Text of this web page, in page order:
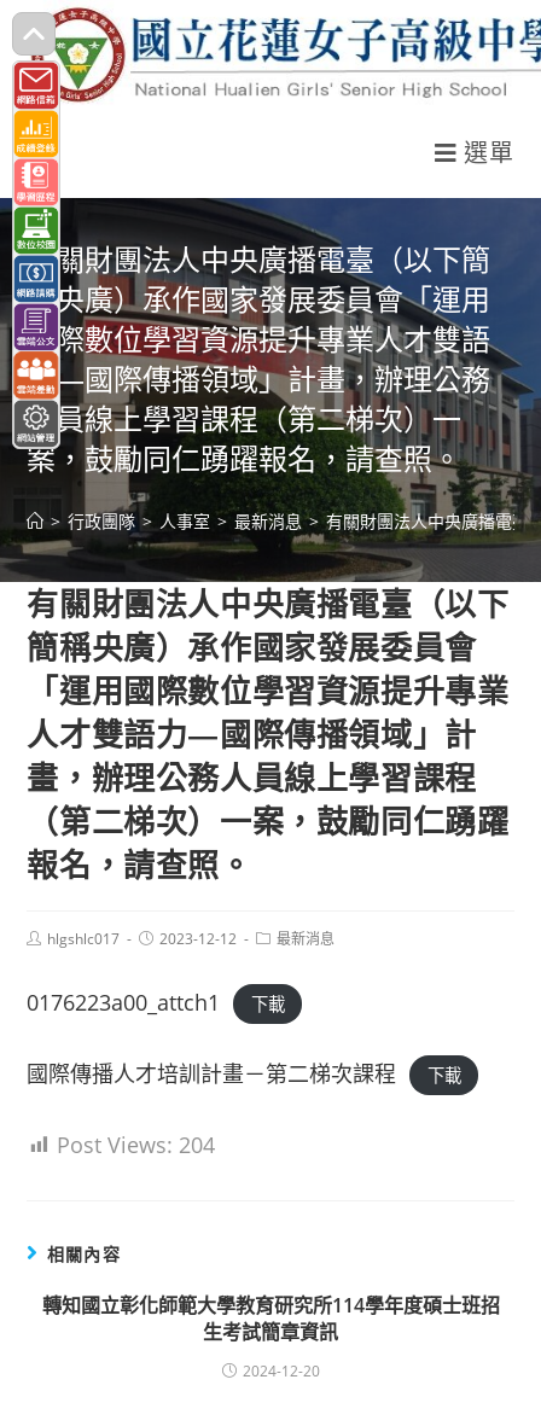
跳
轉
至
主
要
內
容
選單
有關財團法人中央廣播電臺（以下簡
稱央廣）承作國家發展委員會「運用
國際數位學習資源提升專業人才雙語
力—國際傳播領域」計畫，辦理公務
人員線上學習課程（第二梯次）一
案，鼓勵同仁踴躍報名，請查照。
> 行政團隊 > 人事室 > 最新消息 > 有關財團法人中央廣播電臺
有關財團法人中央廣播電臺（以下
簡稱央廣）承作國家發展委員會
「運用國際數位學習資源提升專業
人才雙語力—國際傳播領域」計
畫，辦理公務人員線上學習課程
（第二梯次）一案，鼓勵同仁踴躍
報名，請查照。
Posthlgshlc017
Post2023-12-12
Post最新消息
0176223a00_attch1 下載
國際傳播人才培訓計畫－第二梯次課程 下載
Post Views: 204
相關內容
轉知國立彰化師範大學教育研究所114學年度碩士班招
生考試簡章資訊
2024-12-20